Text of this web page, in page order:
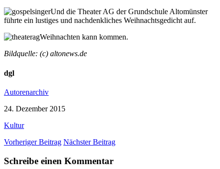
Und die Theater AG der Grundschule Altomünster
führte ein lustiges und nachdenkliches Weihnachtsgedicht auf.
Weihnachten kann kommen.
Bildquelle: (c) altonews.de
dgl
Autorenarchiv
24. Dezember 2015
Kultur
Vorheriger Beitrag Nächster Beitrag
Schreibe einen Kommentar